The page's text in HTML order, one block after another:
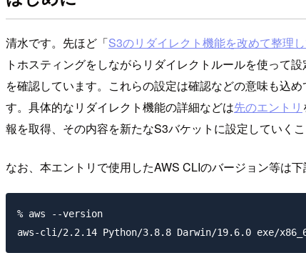
清水です。先ほど「S3のリダイレクト機能を改めて整理
トホスティングをしながらリダイレクトルールを使って
を確認しています。これらの設定は確認などの意味も込
す。具体的なリダイレクト機能の詳細などは先のエントリ
報を取得、その内容を新たなS3バケットに設定していく
なお、本エントリで使用したAWS CLIのバージョン等は下
% aws --version